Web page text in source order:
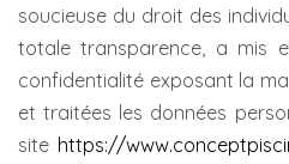
soucieuse du droit des
totale transparence, a mis
confidentialité exposant la
et traitées les données
site https://